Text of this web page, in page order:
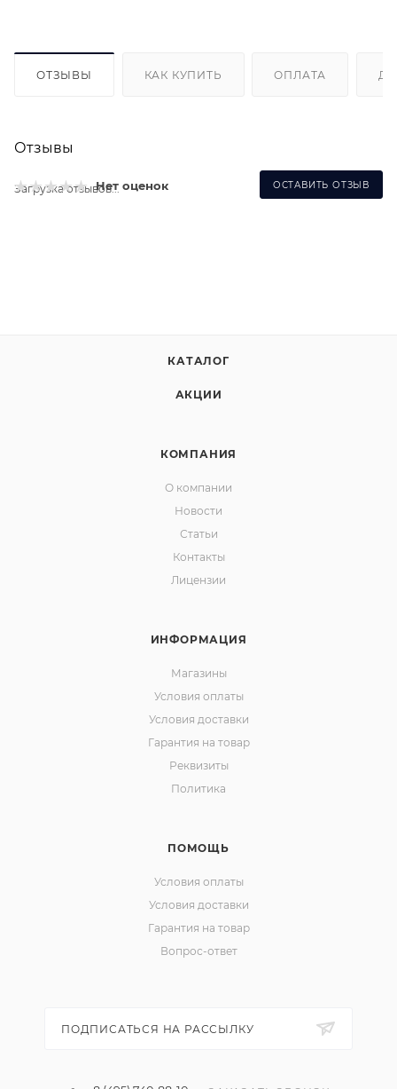
ОТЗЫВЫ КАК КУПИТЬ ОПЛАТА
Отзывы
Нет оценок ОСТАВИТЬ ОТЗЫВ
Загрузка отзывов...
КАТАЛОГ
АКЦИИ
КОМПАНИЯ
О компании
Новости
Статьи
Контакты
Лицензии
ИНФОРМАЦИЯ
Магазины
Условия оплаты
Условия доставки
Гарантия на товар
Реквизиты
Политика
ПОМОЩЬ
Условия оплаты
Условия доставки
Гарантия на товар
Вопрос-ответ
ПОДПИСАТЬСЯ НА РАССЫЛКУ